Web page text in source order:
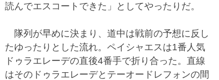
読んでエスコートできた」としてやったりだ。
隊列が早めに決まり、道中は戦前の予想に反し
たゆったりとした流れ。ペイシャエスは1番人気
ドゥラエレーデの直後4番手で折り合った。直線
はそのドゥラエレーデとテーオードレフォンの間